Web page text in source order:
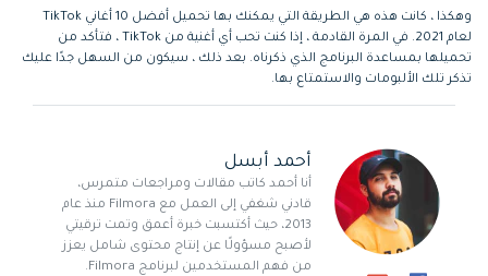
وهكذا ، كانت هذه هي الطريقة التي يمكنك بها تحميل أفضل 10 أغاني TikTok
لعام 2021. في المرة القادمة ، إذا كنت تحب أي أغنية من TikTok ، فتأكد من
تحميلها بمساعدة البرنامج الذي ذكرناه. بعد ذلك ، سيكون من السهل جدًا عليك
تذكر تلك الألبومات والاستمتاع بها.
أحمد أبسل
أنا أحمد كاتب مقالات ومراجعات متمرس،
قادني شغفي إلى العمل مع Filmora منذ عام
2013، حيث أكتسبت خبرة أعمق وتمت ترقيتي
لأصبح مسؤولًا عن إنتاج محتوى شامل يعزز
من فهم المستخدمين لبرنامج Filmora.